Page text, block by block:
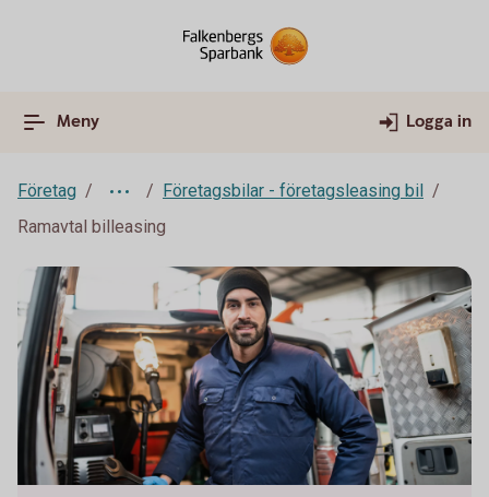
Meny Logga in
Företag
Företagsbilar - företagsleasing bil
Ramavtal billeasing